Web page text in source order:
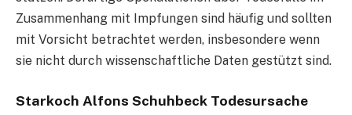
Zusammenhang mit Impfungen sind häufig und sollten
mit Vorsicht betrachtet werden, insbesondere wenn
sie nicht durch wissenschaftliche Daten gestützt sind.
Starkoch Alfons Schuhbeck Todesursache